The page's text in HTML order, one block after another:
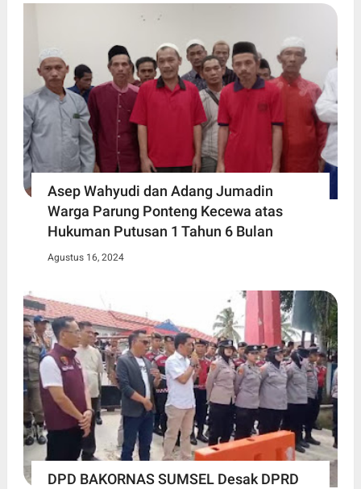
Asep Wahyudi dan Adang Jumadin
Warga Parung Ponteng Kecewa atas
Hukuman Putusan 1 Tahun 6 Bulan
Agustus 16, 2024
DPD BAKORNAS SUMSEL Desak DPRD